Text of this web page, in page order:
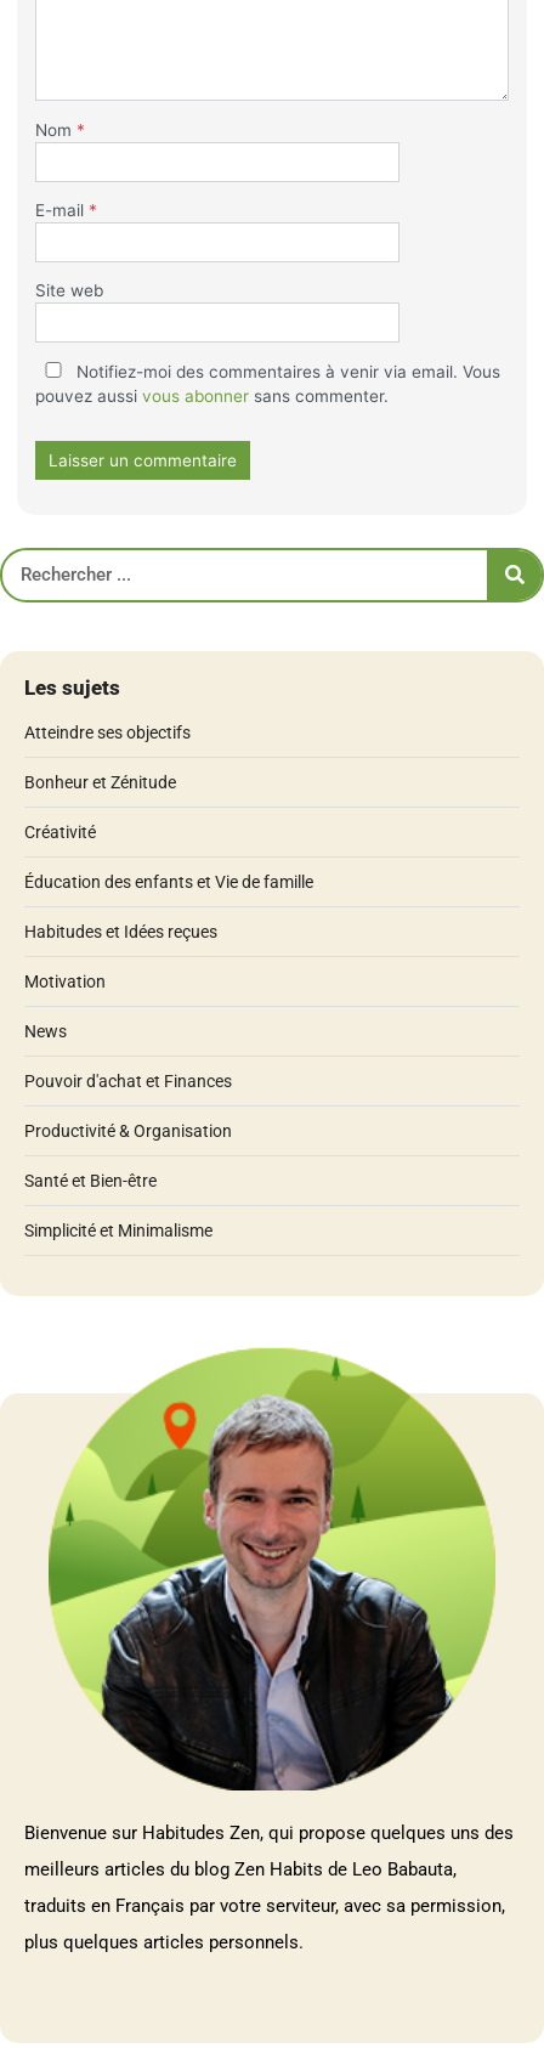
Nom *
E-mail *
Site web
Notifiez-moi des commentaires à venir via email. Vous
pouvez aussi vous abonnersans commenter.
Les sujets
Atteindre ses objectifs
Bonheur et Zénitude
Créativité
Éducation des enfants et Vie de famille
Habitudes et Idées reçues
Motivation
News
Pouvoir d'achat et Finances
Productivité & Organisation
Santé et Bien-être
Simplicité et Minimalisme
Bienvenue sur Habitudes Zen, qui propose quelques uns des
meilleurs articles du blog Zen Habits de Leo Babauta,
traduits en Français par votre serviteur, avec sa permission,
plus quelques articles personnels.